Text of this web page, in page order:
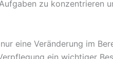
zu konzentrieren
eine Veränderung im
ein wichtiger